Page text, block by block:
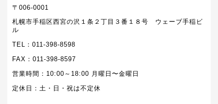
〒006-0001
札幌市手稲区西宮の沢１条２丁目３番１８号 ウェーブ手稲ビ
ル
TEL：011-398-8598
FAX：011-398-8597
営業時間：10:00～18:00 月曜日〜金曜日
定休日：土・日・祝は不定休